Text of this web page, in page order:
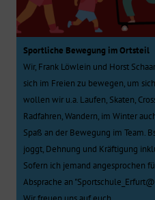
Sportliche Bewegung im Ortsteil
Wir, Frank Löwlein und Horst
sich im Freien zu bewegen, um
wollen wir u.a. Laufen, Skaten,
Radfahren, Wandern, im Winter
Spaß an der Bewegung im Team.
joggt, Dehnung und Kräftigung
Sofern ich jemand angesprochen
Absprache an